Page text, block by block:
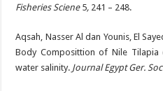
Fisheries Sciene 5, 241 – 248.
Aqsah, Nasser Al dan Younis, El
Body Composittion of Nile Tilapia
water salinity. Journal Egypt Ger.